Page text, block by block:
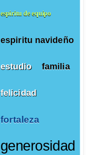
espiritu de equipo
espiritu navideño
estudio familia
felicidad
fortaleza
generosidad